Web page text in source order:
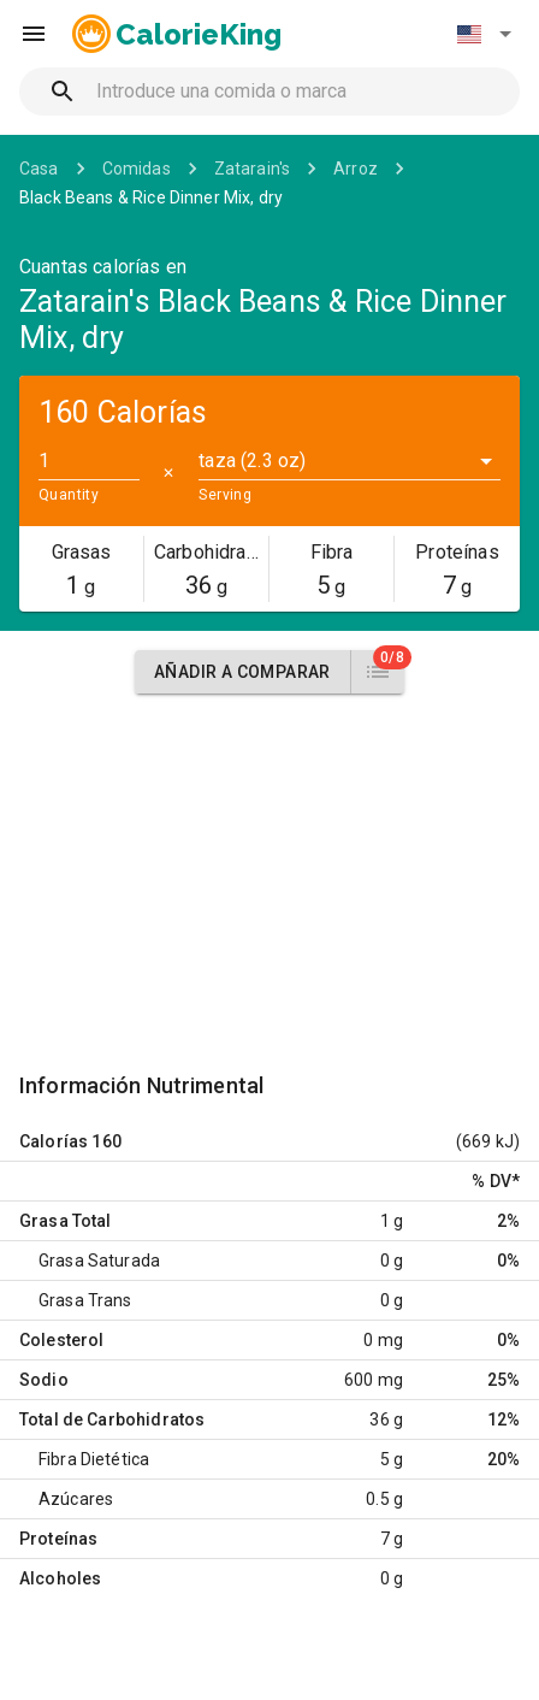
CalorieKing
Casa Comidas Zatarain's
Arroz
Black Beans & Rice Dinner Mix, dry
Cuantas calorías en
Zatarain's Black Beans & Rice Dinner
Mix, dry
160 Calorías
Quantity
✕
taza (2.3 oz)
Serving
Grasas
1 g
Carbohidratos
36 g
Fibra
5 g
Proteínas
7g
AÑADIR A COMPARAR
0/8
Información Nutrimental
Calorías 160 (669 kJ)
% DV*
Grasa Total 1 g 2%
Grasa Saturada 0 g 0%
Grasa Trans 0 g
Colesterol 0 mg 0%
Sodio 600 mg 25%
Total de Carbohidratos 36 g 12%
Fibra Dietética 5 g 20%
Azúcares 0.5 g
Proteínas 7 g
Alcoholes 0 g